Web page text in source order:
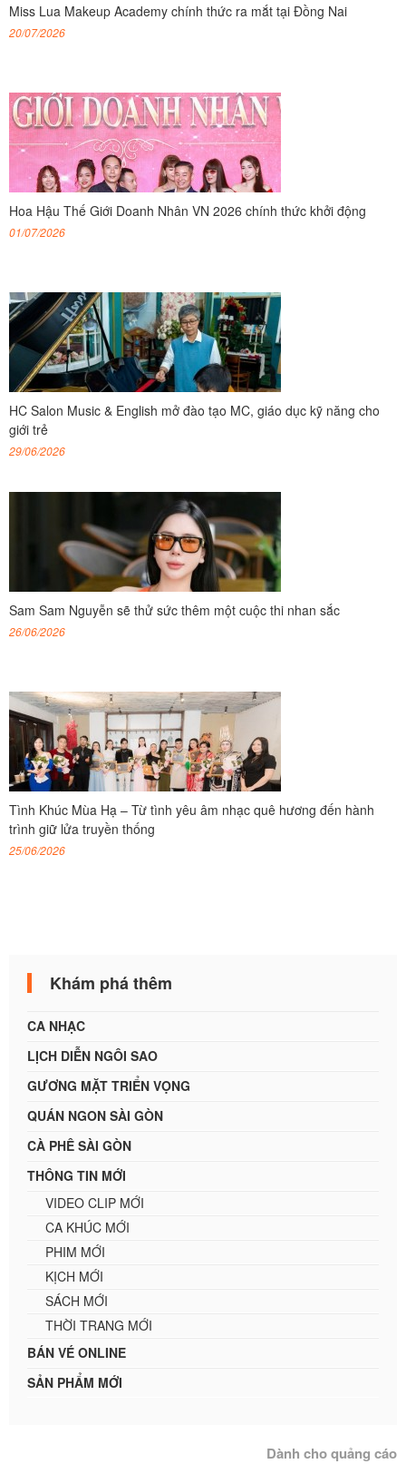
Miss Lua Makeup Academy chính thức ra mắt tại Đồng Nai
20/07/2026
Hoa Hậu Thế Giới Doanh Nhân VN 2026 chính thức khởi động
01/07/2026
HC Salon Music & English mở đào tạo MC, giáo dục kỹ năng cho
giới trẻ
29/06/2026
Sam Sam Nguyễn sẽ thử sức thêm một cuộc thi nhan sắc
26/06/2026
Tình Khúc Mùa Hạ – Từ tình yêu âm nhạc quê hương đến hành
trình giữ lửa truyền thống
25/06/2026
Khám phá thêm
CA NHẠC
LỊCH DIỄN NGÔI SAO
GƯƠNG MẶT TRIỂN VỌNG
QUÁN NGON SÀI GÒN
CÀ PHÊ SÀI GÒN
THÔNG TIN MỚI
VIDEO CLIP MỚI
CA KHÚC MỚI
PHIM MỚI
KỊCH MỚI
SÁCH MỚI
THỜI TRANG MỚI
BÁN VÉ ONLINE
SẢN PHẨM MỚI
Dành cho quảng cáo